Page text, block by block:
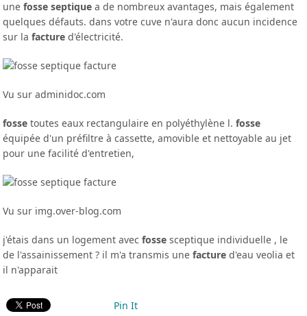
unefosse septique a de nombreux avantages, mais également
quelques défauts. dans votre cuve n'aura donc aucun incidence
sur lafacture d'électricité.
Vu sur adminidoc.com
fosse toutes eaux rectangulaire en polyéthylène l.fosse
équipée d'un préfiltre à cassette, amovible et nettoyable au jet
pour une facilité d'entretien,
Vu sur img.over-blog.com
j'étais dans un logement avecfosse sceptique individuelle , le
de l'assainissement ? il m'a transmis unefacture d'eau veolia et
il n'apparait
Pin It